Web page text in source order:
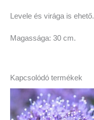
Levele és virága is ehető.
Magassága: 30 cm.
Kapcsolódó termékek